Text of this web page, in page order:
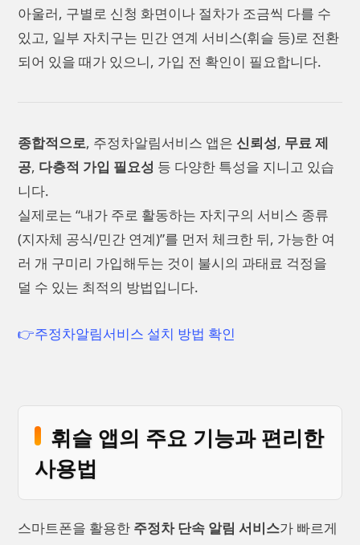
아울러, 구별로 신청 화면이나 절차가 조금씩 다를 수
있고, 일부 자치구는 민간 연계 서비스(휘슬 등)로 전환
되어 있을 때가 있으니, 가입 전 확인이 필요합니다.
종합적으로, 주정차알림서비스 앱은 신뢰성, 무료 제
공, 다층적 가입 필요성 등 다양한 특성을 지니고 있습
니다.
실제로는 “내가 주로 활동하는 자치구의 서비스 종류
(지자체 공식/민간 연계)”를 먼저 체크한 뒤, 가능한 여
러 개 구미리 가입해두는 것이 불시의 과태료 걱정을
덜 수 있는 최적의 방법입니다.
👉주정차알림서비스 설치 방법 확인
휘슬 앱의 주요 기능과 편리한
사용법
스마트폰을 활용한 주정차 단속 알림 서비스가 빠르게